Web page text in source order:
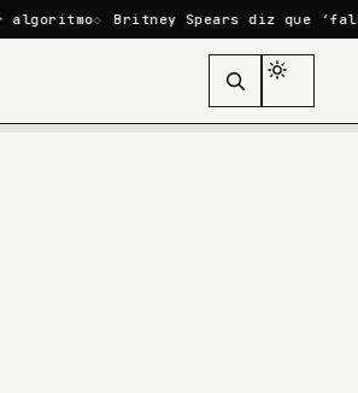
Britney Spears diz que ‘falhou como